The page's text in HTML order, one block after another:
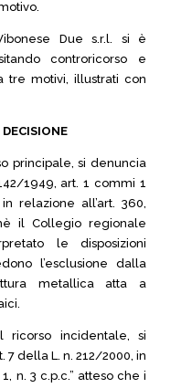
Due s.r.l. si è
controricorso e
tre motivi, illustrati con
principale, si denuncia
1949, art. 1 commi 1
relazione all’art. 360,
il Collegio regionale
le disposizioni
l’esclusione dalla
metallica atta a
incidentale, si
7 della L. n. 212/2000, in
n. 3 c.p.c.” atteso che i